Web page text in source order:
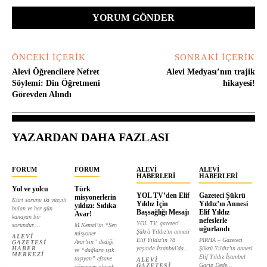
ÖNCEKI İÇERIK
Alevi Öğrencilere Nefret
Söylemi: Din Öğretmeni
Görevden Alındı
SONRAKI İÇERIK
Alevi Medyası’nın trajik
hikayesi!
YAZARDAN DAHA FAZLASI
FORUM
Yol ve yolcu
Kürt sorunu iki yüzyılı
bulan ve her gün
kanayan bir
sorundur....
ALEVI
GAZETESI
HABER
MERKEZI
FORUM
Türk
misyonerlerin
yıldızı: Sıdıka
Avar!
M.Kemal’in “Sen
misyoner
Avar’sın” dediği
ve “dağlara ışık
taşıyan” efsane
ALEVI
HABERLERI
YOL TV’den Elif
Yıldız İçin
Başsağlığı Mesajı
YOL TV, gazeteci
Şükrü Yıldız'ın annesi
Elif Yıldız'ın 78
yaşında İstanbul'da...
ALEVI
ALEVI
HABERLERI
Gazeteci Şükrü
Yıldız’ın Annesi
Elif Yıldız
nefeslerle
uğurlandı
PİRHA – Gazeteci
Şükrü Yıldız’ın annesi
Elif Yıldız İstanbul
Garip Dede...